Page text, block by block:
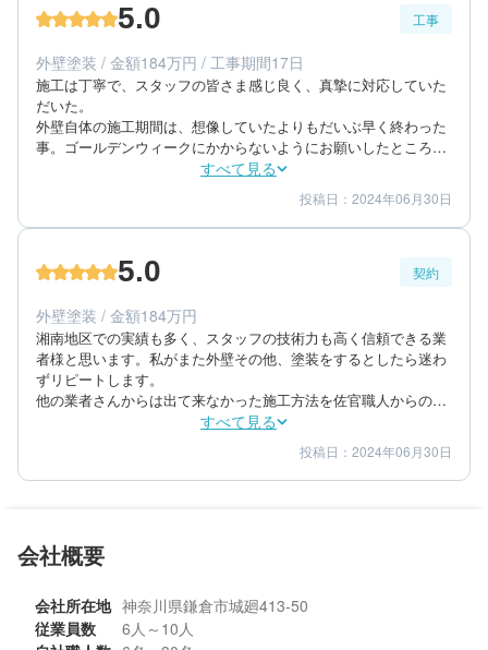
60代/男性/一戸建て
築年数：20年
5.0 工事
外壁塗装 / 金額184万円 / 工事期間17日
施工は丁寧で、スタッフの皆さま感じ良く、真摯に対応していた
だいた。
外壁自体の施工期間は、想像していたよりもだいぶ早く終わった
事。ゴールデンウィークにかからないようにお願いしたところ、
漆喰での艶をおさえた仕上がりが良く、イメージを伝えるために
結果、思い通りの仕上がりになった。
すべて見る
仕上がり 5
満足度 5
50代/男性/一戸建て
築年数：14年
投稿日：2024年06月30日
5.0 契約
外壁塗装 / 金額184万円
湘南地区での実績も多く、スタッフの技術力も高く信頼できる業
者様と思います。私がまた外壁その他、塗装をするとしたら迷わ
ずリピートします。
他の業者さんからは出て来なかった施工方法を佐官職人からの立
場からご提案いただき、思い通りの仕上がりになった事。
他3業者より頂いた見積もりと比較して、材料の値段の違いを外
した場合に合理的であるとの印象を受けた。
要望を色々聞き入れてくれ、終始真摯的で丁寧な対応をしていた
すべて見る
金額感 5
担当者 5
エリア：神奈川県鎌倉市
築年数：14年
投稿日：2024年06月30日
会社概要
会社所在地 神奈川県鎌倉市城廻413-50
従業員数
6人～10人